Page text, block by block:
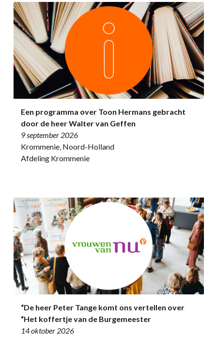
Een programma over Toon Hermans gebracht
door de heer Walter van Geffen
9 september 2026
Krommenie, Noord-Holland
Afdeling Krommenie
“De heer Peter Tange komt ons vertellen over
“Het koffertje van de Burgemeester
14 oktober 2026